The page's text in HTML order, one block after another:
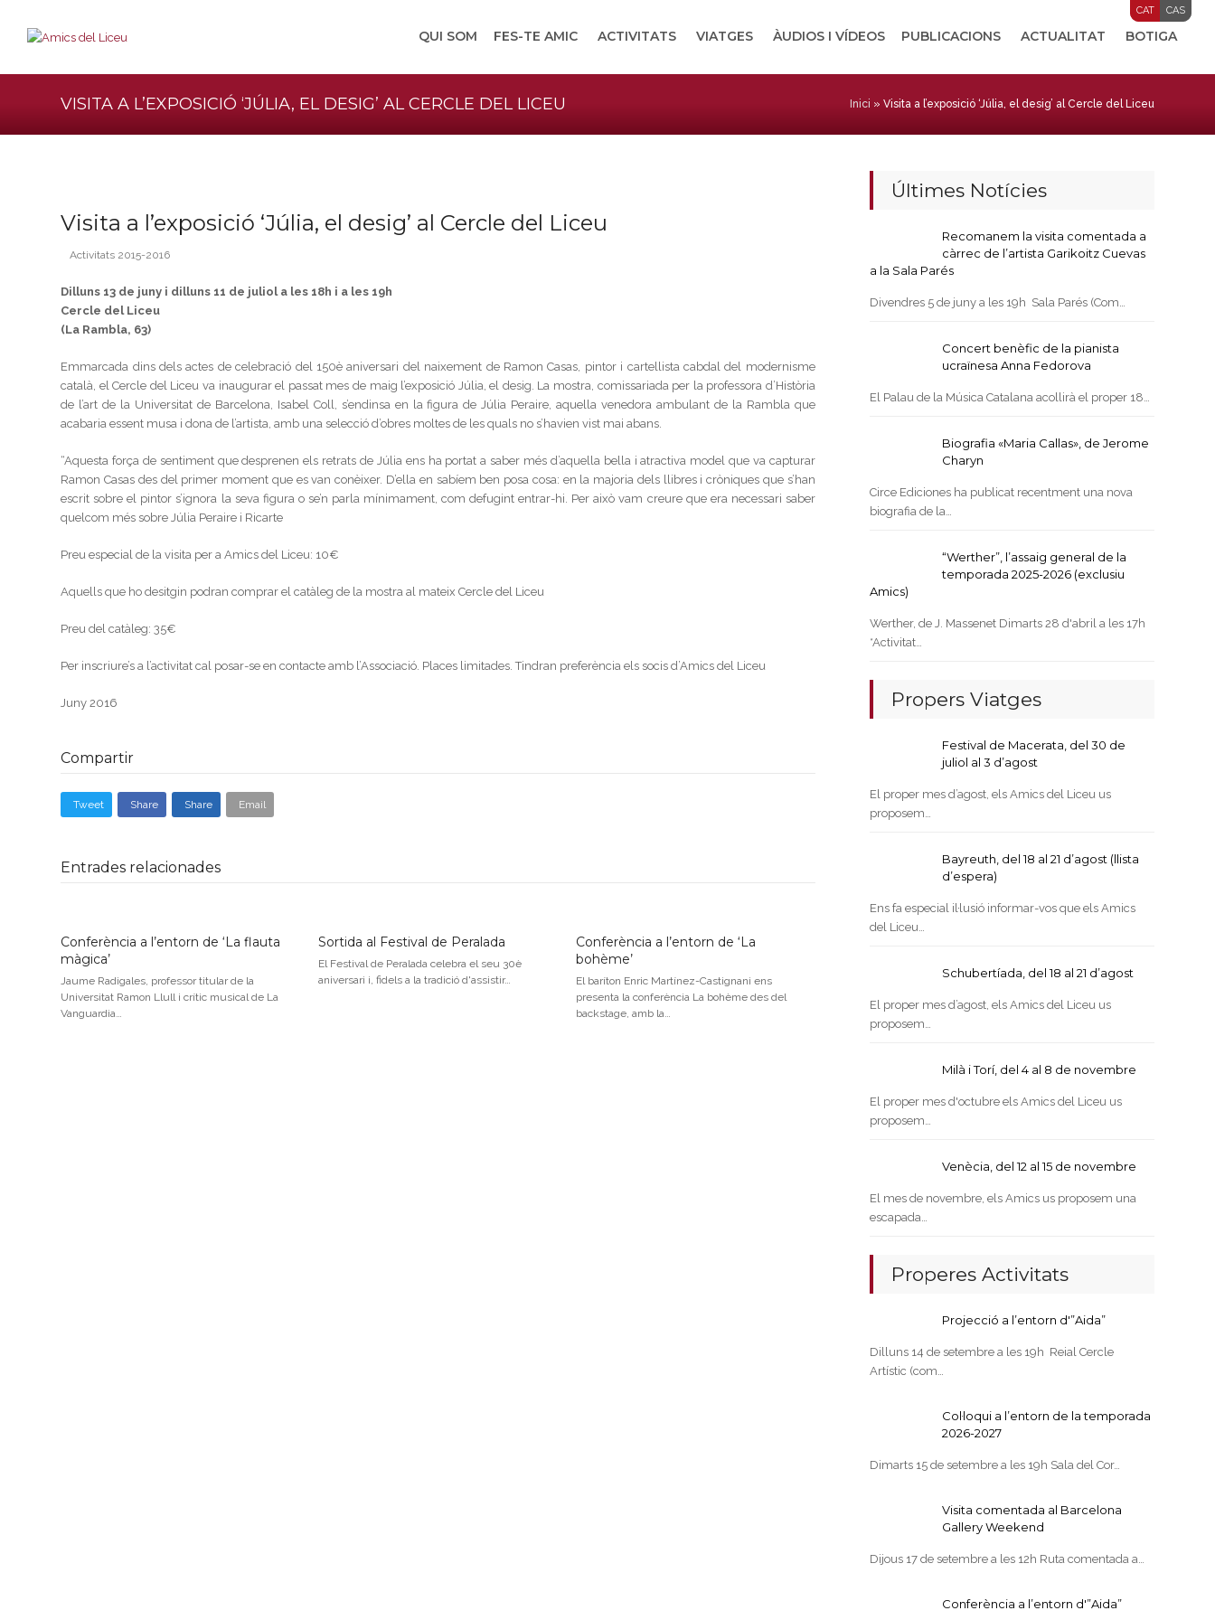
CAT CAS
QUI SOM FES-TE AMIC ACTIVITATS VIATGES ÀUDIOS I VÍDEOS PUBLICACIONS ACTUALITAT BOTIGA
VISITA A L’EXPOSICIÓ ‘JÚLIA, EL DESIG’ AL CERCLE DEL LICEU Inici » Visita a l’exposició ‘Júlia, el desig’ al Cercle del Liceu
Visita a l’exposició ‘Júlia, el desig’ al Cercle del Liceu
Activitats 2015-2016
Dilluns 13 de juny i dilluns 11 de juliol a les 18h i a les 19h
Cercle del Liceu
(La Rambla, 63)
Emmarcada dins dels actes de celebració del 150è aniversari del naixement de Ramon Casas, pintor i cartellista cabdal del modernisme
català, el Cercle del Liceu va inaugurar el passat mes de maig l’exposició Júlia, el desig. La mostra, comissariada per la professora d’Història
de l’art de la Universitat de Barcelona, Isabel Coll, s’endinsa en la figura de Júlia Peraire, aquella venedora ambulant de la Rambla que
acabaria essent musa i dona de l’artista, amb una selecció d’obres moltes de les quals no s’havien vist mai abans.
“Aquesta força de sentiment que desprenen els retrats de Júlia ens ha portat a saber més d’aquella bella i atractiva model que va capturar
Ramon Casas des del primer moment que es van conèixer. D’ella en sabíem ben posa cosa: en la majoria dels llibres i cròniques que s’han
escrit sobre el pintor s’ignora la seva figura o se’n parla mínimament, com defugint entrar-hi. Per això vam creure que era necessari saber
quelcom més sobre Júlia Peraire i Ricarte
Preu especial de la visita per a Amics del Liceu: 10€
Aquells que ho desitgin podran comprar el catàleg de la mostra al mateix Cercle del Liceu
Preu del catàleg: 35€
Per inscriure’s a l’activitat cal posar-se en contacte amb l’Associació. Places limitades. Tindran preferència els socis d’Amics del Liceu
Juny 2016
Compartir
Tweet Share Share Email
Entrades relacionades
Conferència a l’entorn de ‘La flauta
màgica’
Jaume Radigales, professor titular de la
Universitat Ramon Llull i crític musical de La
Vanguardia…
Sortida al Festival de Peralada
El Festival de Peralada celebra el seu 30è
aniversari i, fidels a la tradició d'assistir…
Conferència a l’entorn de ‘La
bohème’
El baríton Enric Martínez-Castignani ens
presenta la conferència La bohème des del
backstage, amb la…
Últimes Notícies
Recomanem la visita comentada a
càrrec de l’artista Garikoitz Cuevas
a la Sala Parés
Divendres 5 de juny a les 19h Sala Parés (Com…
Concert benèfic de la pianista
ucraïnesa Anna Fedorova
El Palau de la Música Catalana acollirà el proper 18…
Biografia «Maria Callas», de Jerome
Charyn
Circe Ediciones ha publicat recentment una nova
biografia de la…
“Werther”, l’assaig general de la
temporada 2025-2026 (exclusiu
Amics)
Werther, de J. Massenet Dimarts 28 d'abril a les 17h
*Activitat…
Propers Viatges
Festival de Macerata, del 30 de
juliol al 3 d’agost
El proper mes d’agost, els Amics del Liceu us
proposem…
Bayreuth, del 18 al 21 d’agost (llista
d’espera)
Ens fa especial il·lusió informar-vos que els Amics
del Liceu…
Schubertíada, del 18 al 21 d’agost
El proper mes d’agost, els Amics del Liceu us
proposem…
Milà i Torí, del 4 al 8 de novembre
El proper mes d'octubre els Amics del Liceu us
proposem…
Venècia, del 12 al 15 de novembre
El mes de novembre, els Amics us proposem una
escapada…
Properes Activitats
Projecció a l’entorn d'”Aida”
Dilluns 14 de setembre a les 19h Reial Cercle
Artístic (com…
Col·loqui a l’entorn de la temporada
2026-2027
Dimarts 15 de setembre a les 19h Sala del Cor…
Visita comentada al Barcelona
Gallery Weekend
Dijous 17 de setembre a les 12h Ruta comentada a…
Conferència a l’entorn d'”Aida”